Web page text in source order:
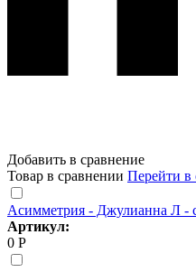
Добавить в сравнение
Товар в сравнении Перейти в
Асимметрия - Джулианна Л -
Артикул:
0 Р